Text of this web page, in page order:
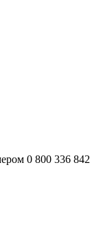
0 800 336 842